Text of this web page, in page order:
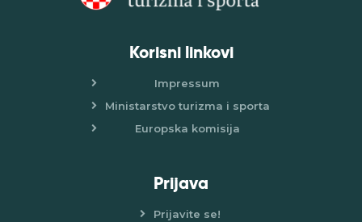
Korisni linkovi
Impressum
Ministarstvo turizma i sporta
Europska komisija
Prijava
Prijavite se!